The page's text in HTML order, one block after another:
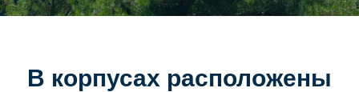
В корпусах расположены